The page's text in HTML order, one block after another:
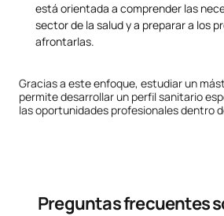
Preguntas frecuentes
está orientada a comprender las
sector de la salud y a preparar a los
afrontarlas.
Gracias a este enfoque, estudiar un
permite desarrollar un perfil sanitario
las oportunidades profesionales dentro